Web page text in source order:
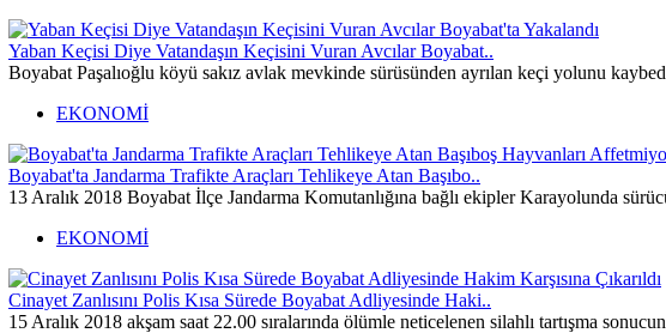
Yaban Keçisi Diye Vatandaşın Keçisini Vuran Avcılar Boyabat..
Boyabat Paşalıoğlu köyü sakız avlak mevkinde sürüsünden ayrılan keçi yolunu
EKONOMİ
Boyabat'ta Jandarma Trafikte Araçları Tehlikeye Atan Başıbo..
13 Aralık 2018 Boyabat İlçe Jandarma Komutanlığına bağlı ekipler Karayolunda
EKONOMİ
Cinayet Zanlısını Polis Kısa Sürede Boyabat Adliyesinde Haki..
15 Aralık 2018 akşam saat 22.00 sıralarında ölümle neticelenen silahlı tartışma